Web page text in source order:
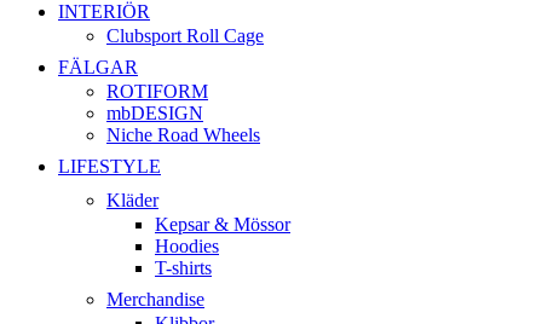
INTERIÖR
Clubsport Roll Cage
FÄLGAR
ROTIFORM
mbDESIGN
Niche Road Wheels
LIFESTYLE
Kläder
Kepsar & Mössor
Hoodies
T-shirts
Merchandise